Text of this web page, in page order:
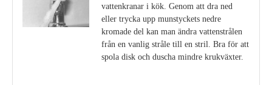
vattenkranar i kök. Genom att dra ned
eller trycka upp munstyckets nedre
kromade del kan man ändra vattenstrålen
från en vanlig stråle till en stril. Bra för att
spola disk och duscha mindre krukväxter.